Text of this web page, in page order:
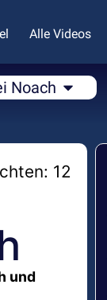
Alle Videos
Noach
12
und